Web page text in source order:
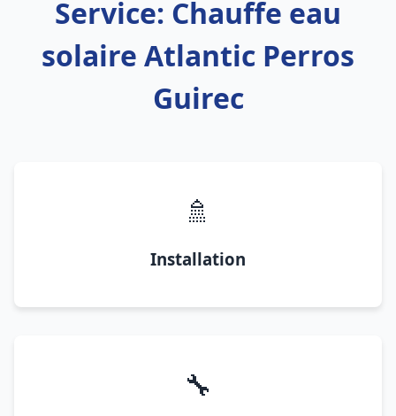
Service: Chauffe eau
solaire Atlantic Perros
Guirec
🚿
Installation
🔧